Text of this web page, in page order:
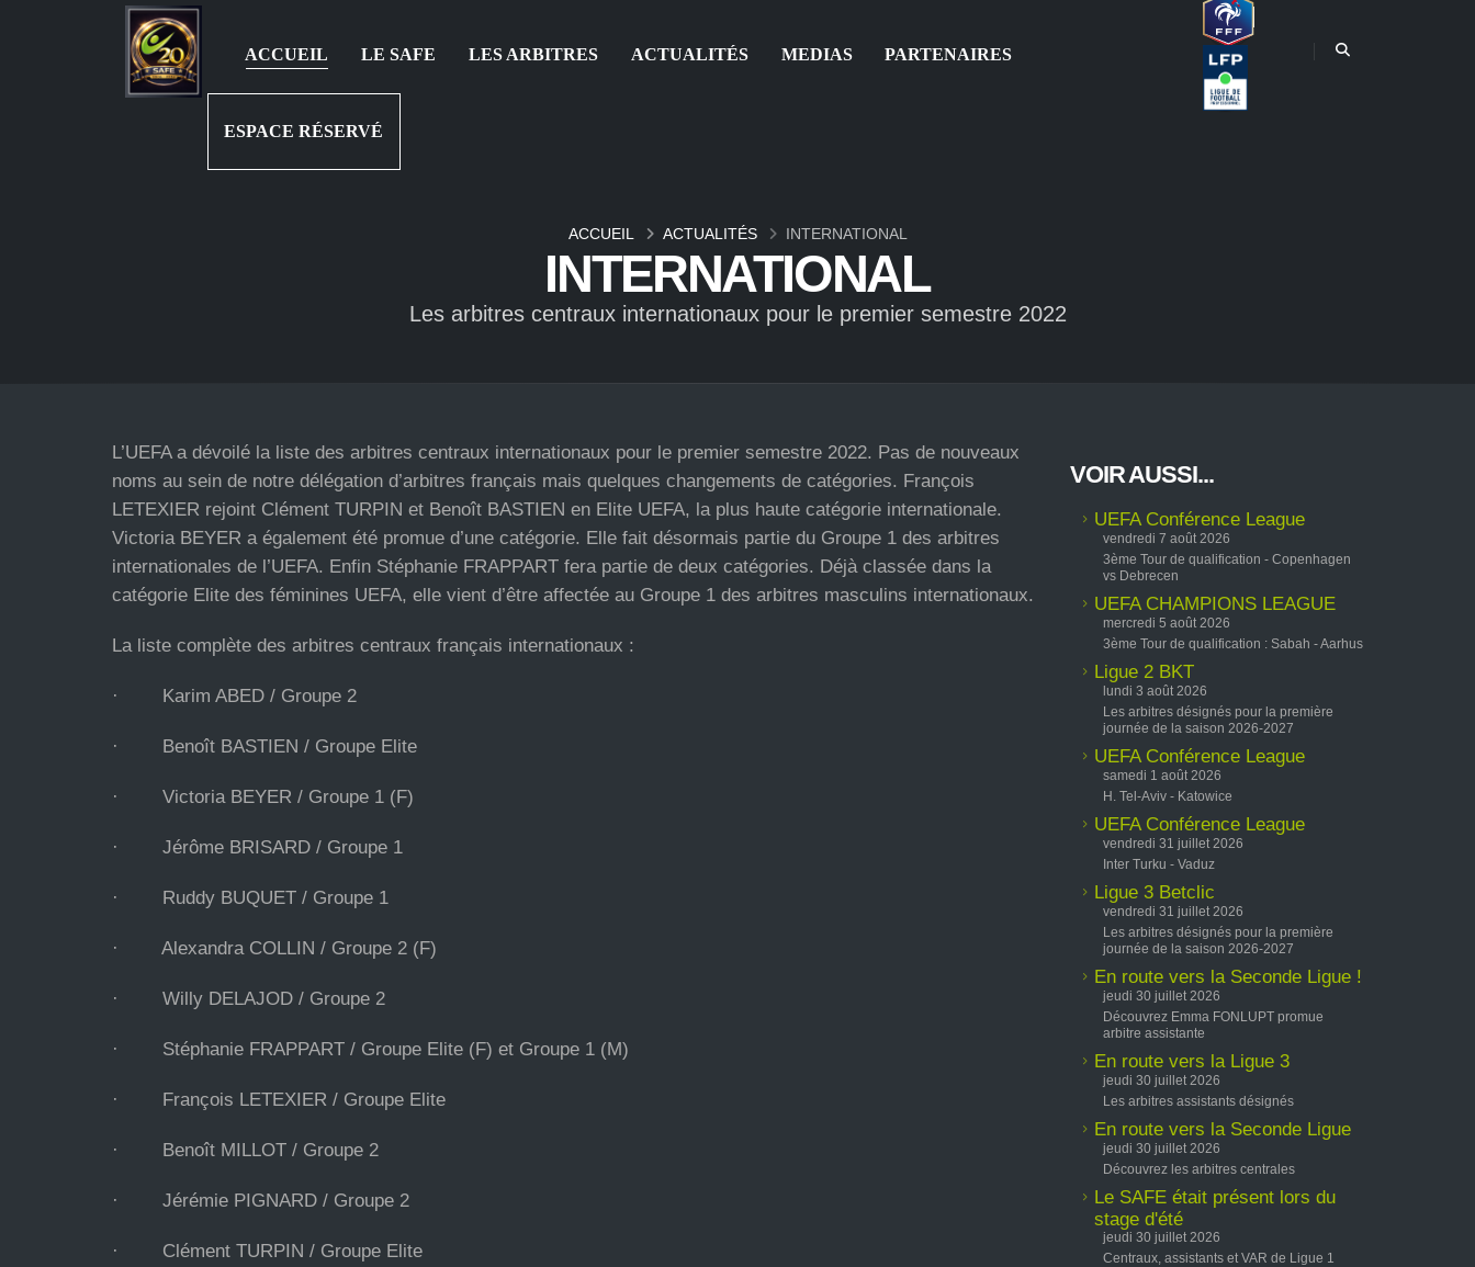
ACCUEIL LE SAFE LES ARBITRES ACTUALITÉS MEDIAS PARTENAIRES
ESPACE RÉSERVÉ
INTERNATIONAL
Les arbitres centraux internationaux pour le premier semestre 2022
ACCUEIL ACTUALITÉS INTERNATIONAL
L’UEFA a dévoilé la liste des arbitres centraux internationaux pour le premier semestre 2022. Pas de nouveaux
noms au sein de notre délégation d’arbitres français mais quelques changements de catégories. François
LETEXIER rejoint Clément TURPIN et Benoît BASTIEN en Elite UEFA, la plus haute catégorie internationale.
Victoria BEYER a également été promue d’une catégorie. Elle fait désormais partie du Groupe 1 des arbitres
internationales de l’UEFA. Enfin Stéphanie FRAPPART fera partie de deux catégories. Déjà classée dans la
catégorie Elite des féminines UEFA, elle vient d’être affectée au Groupe 1 des arbitres masculins internationaux.
La liste complète des arbitres centraux français internationaux :
· Karim ABED / Groupe 2
· Benoît BASTIEN / Groupe Elite
· Victoria BEYER / Groupe 1 (F)
· Jérôme BRISARD / Groupe 1
· Ruddy BUQUET / Groupe 1
· Alexandra COLLIN / Groupe 2 (F)
· Willy DELAJOD / Groupe 2
· Stéphanie FRAPPART / Groupe Elite (F) et Groupe 1 (M)
· François LETEXIER / Groupe Elite
· Benoît MILLOT / Groupe 2
· Jérémie PIGNARD / Groupe 2
· Clément TURPIN / Groupe Elite
VOIR AUSSI...
UEFA Conférence League
vendredi 7 août 2026
3ème Tour de qualification - Copenhagen
vs Debrecen
UEFA CHAMPIONS LEAGUE
mercredi 5 août 2026
3ème Tour de qualification : Sabah - Aarhus
Ligue 2 BKT
lundi 3 août 2026
Les arbitres désignés pour la première
journée de la saison 2026-2027
UEFA Conférence League
samedi 1 août 2026
H. Tel-Aviv - Katowice
UEFA Conférence League
vendredi 31 juillet 2026
Inter Turku - Vaduz
Ligue 3 Betclic
vendredi 31 juillet 2026
Les arbitres désignés pour la première
journée de la saison 2026-2027
En route vers la Seconde Ligue !
jeudi 30 juillet 2026
Découvrez Emma FONLUPT promue
arbitre assistante
En route vers la Ligue 3
jeudi 30 juillet 2026
Les arbitres assistants désignés
En route vers la Seconde Ligue
jeudi 30 juillet 2026
Découvrez les arbitres centrales
Le SAFE était présent lors du
stage d'été
jeudi 30 juillet 2026
Centraux, assistants et VAR de Ligue 1